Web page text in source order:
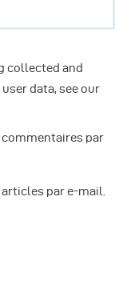
collected and
data, see our
commentaires par
par e-mail.